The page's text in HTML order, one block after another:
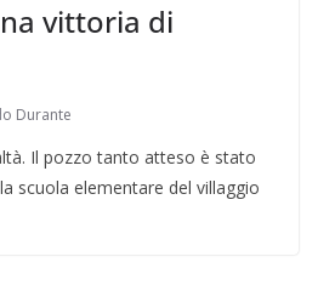
vittoria di
Durante
Il pozzo tanto atteso è stato
scuola elementare del villaggio